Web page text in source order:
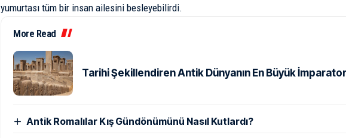
yumurtası tüm bir insan ailesini besleyebilirdi.
More Read
Tarihi Şekillendiren Antik Dünyanın En Büyük
Antik Romalılar Kış Gündönümünü Nasıl Kutlardı?